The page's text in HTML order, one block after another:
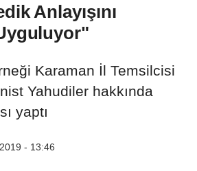
Anlayışını
Karaman İl Temsilcisi
Yahudiler hakkında
yaptı
- 13:46